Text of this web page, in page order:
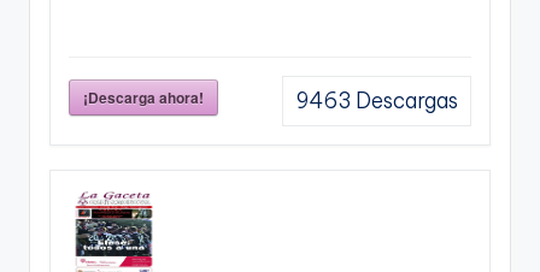
¡Descarga ahora! 9463 Descargas